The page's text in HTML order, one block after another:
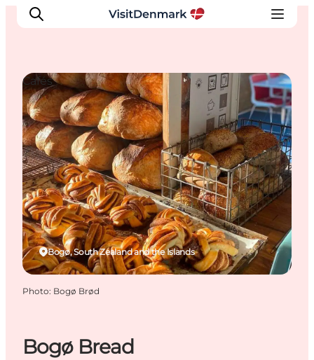
Inspirations
Destinations
Quoi faire
Hébergements
Planifiez votre voyage
Bogø Bread
Bogø, South Zealand and the Islands
Cafés
Photo: Bogø Brød